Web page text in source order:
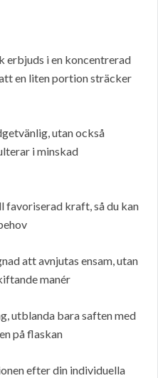
erbjuds i en koncentrerad
en liten portion sträcker
utan också
i minskad
favoriserad kraft, så du kan
att avnjutas ensam, utan
manér
utblanda bara saften med
på flaskan
efter din individuella